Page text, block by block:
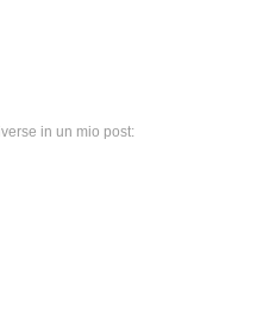
in un mio post: